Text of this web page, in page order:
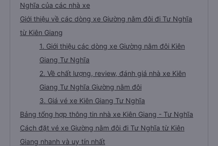
Nghĩa của các nhà xe
Giới thiệu về các dòng xe Giường nằm đôi đi Tư Nghĩa
từ Kiên Giang
1. Giới thiệu các dòng xe Giường nằm đôi Kiên
Giang Tư Nghĩa
2. Về chất lượng, review, đánh giá nhà xe Kiên
Giang Tư Nghĩa Giường nằm đôi
3. Giá vé xe Kiên Giang Tư Nghĩa
Bảng tổng hợp thông tin nhà xe Kiên Giang - Tư Nghĩa
Cách đặt vé xe Giường nằm đôi đi Tư Nghĩa từ Kiên
Giang nhanh và uy tín nhất